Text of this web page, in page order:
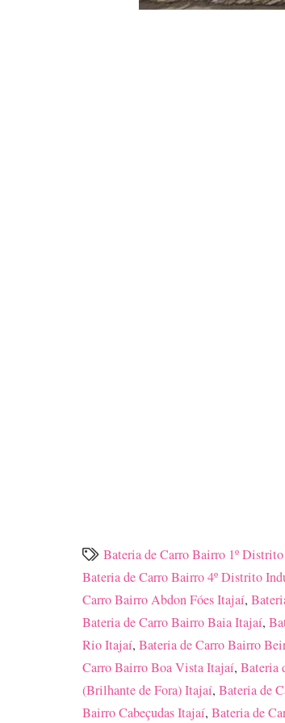
Bateria de Carro Bairro 1º
Bateria de Carro Bairro 4º Distrito
Carro Bairro Abdon Fóes Itajaí,
Bateria de Carro Bairro Baia Itajaí,
Rio Itajaí, Bateria de Carro Bairro
Carro Bairro Boa Vista Itajaí, Bateria
(Brilhante de Fora) Itajaí, Bateria de
Bairro Cabeçudas Itajaí, Bateria de